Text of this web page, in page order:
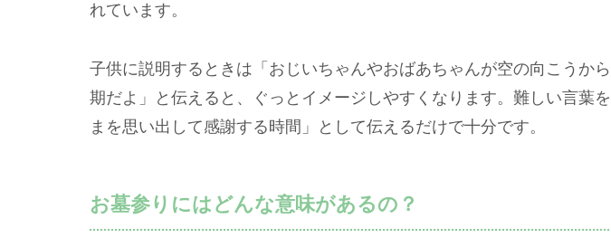
れています。
子供に説明するときは「おじいちゃんやおばあちゃんが空の向こうか
期だよ」と伝えると、ぐっとイメージしやすくなります。難しい言葉
まを思い出して感謝する時間」として伝えるだけで十分です。
お墓参りにはどんな意味があるの？